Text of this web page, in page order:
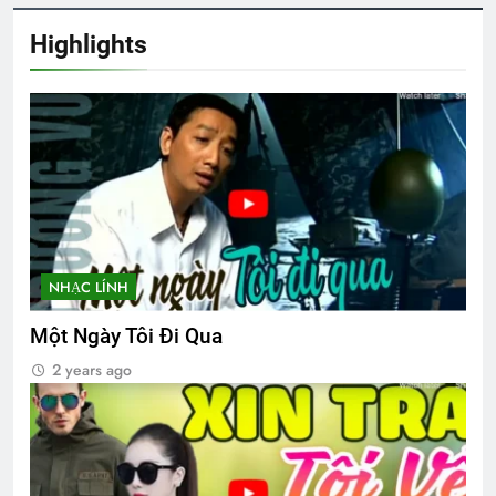
THÊM XUÂN NÀY, TA NGỒI CHỜ ĐỢI
THỬ
3 Years Ago
Thiệp mời tham dự ĐH ĐKVBTC 2024
3 Years Ago
CSVSQ Lê Văn Lệ K22
Nơi đầu đời dạy tôi yêu Tổ Quốc
3 Years Ago
Highlights
NHẠC LÍNH
Một Ngày Tôi Đi Qua
2 years ago